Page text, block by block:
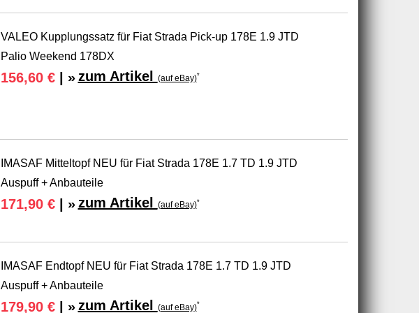
VALEO Kupplungssatz für Fiat Strada Pick-up 178E 1.9 JTD
Palio Weekend 178DX
156,60 €| » zum Artikel (auf eBay)*
IMASAF Mitteltopf NEU für Fiat Strada 178E 1.7 TD 1.9 JTD
Auspuff + Anbauteile
171,90 €| » zum Artikel (auf eBay)*
IMASAF Endtopf NEU für Fiat Strada 178E 1.7 TD 1.9 JTD
Auspuff + Anbauteile
179,90 €| » zum Artikel (auf eBay)*